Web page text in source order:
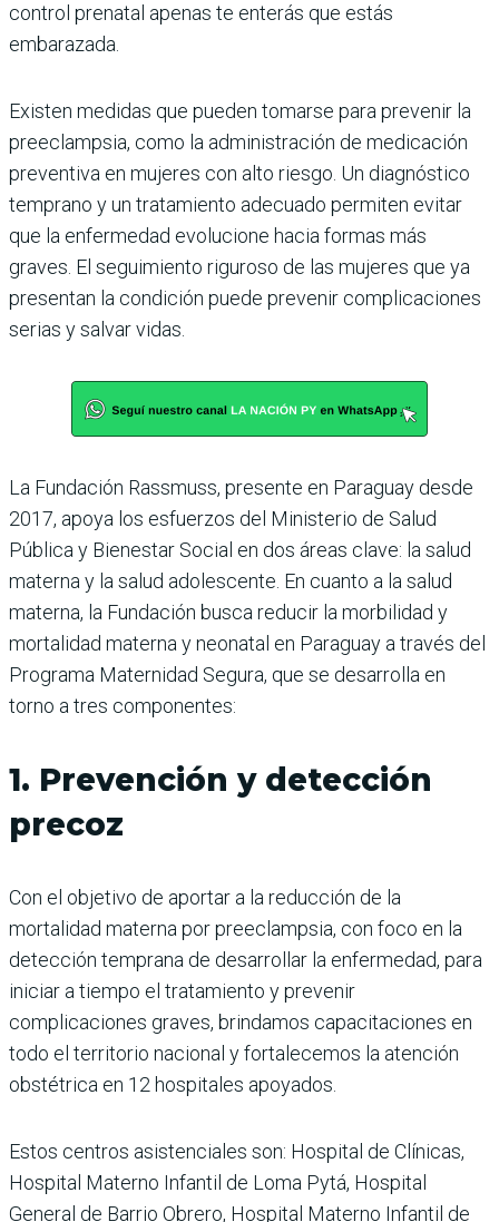
control prenatal apenas te enterás que estás
embarazada.
Existen medidas que pueden tomarse para prevenir la
preeclampsia, como la administración de medicación
preventiva en mujeres con alto riesgo. Un diagnóstico
temprano y un tratamiento adecuado permiten evitar
que la enfermedad evolucione hacia formas más
graves. El seguimiento riguroso de las mujeres que ya
presentan la condición puede prevenir complicaciones
serias y salvar vidas.
La Fundación Rassmuss, presente en Paraguay desde
2017, apoya los esfuerzos del Ministerio de Salud
Pública y Bienestar Social en dos áreas clave: la salud
materna y la salud adolescente. En cuanto a la salud
materna, la Fundación busca reducir la morbilidad y
mortalidad materna y neonatal en Paraguay a través del
Programa Maternidad Segura, que se desarrolla en
torno a tres componentes:
1. Prevención y detección
precoz
Con el objetivo de aportar a la reducción de la
mortalidad materna por preeclampsia, con foco en la
detección temprana de desarrollar la enfermedad, para
iniciar a tiempo el tratamiento y prevenir
complicaciones graves, brindamos capacitaciones en
todo el territorio nacional y fortalecemos la atención
obstétrica en 12 hospitales apoyados.
Estos centros asistenciales son: Hospital de Clínicas,
Hospital Materno Infantil de Loma Pytá, Hospital
General de Barrio Obrero, Hospital Materno Infantil de